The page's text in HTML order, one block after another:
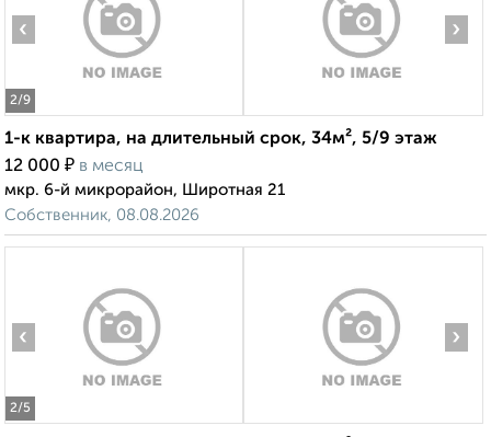
2/9
‹ ›
1-к квартира, на длительный срок, 34м², 5/9 этаж
12 000 ₽ в месяц
мкр. 6-й микрорайон, Широтная 21
Собственник, 08.08.2026
2/5
‹ ›